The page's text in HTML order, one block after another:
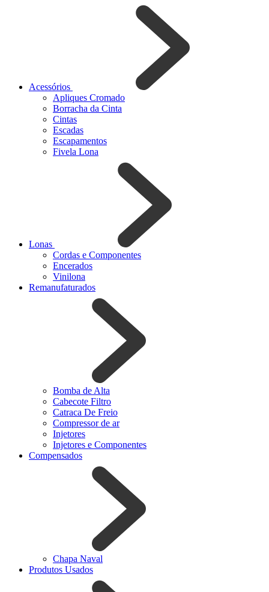
Acessórios
Apliques Cromado
Borracha da Cinta
Cintas
Escadas
Escapamentos
Fivela Lona
Lonas
Cordas e Componentes
Encerados
Vinilona
Remanufaturados
Bomba de Alta
Cabecote Filtro
Catraca De Freio
Compressor de ar
Injetores
Injetores e Componentes
Compensados
Chapa Naval
Produtos Usados